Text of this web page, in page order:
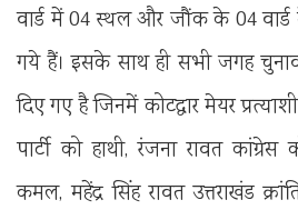
वार्ड में 04 स्थल और जौंक के 04
गये हैं। इसके साथ ही सभी जगह
दिए गए है जिनमें कोटद्वार मेयर
पार्टी को हाथी, रंजना रावत
कमल, महेंद्र सिंह रावत उत्तराखंड